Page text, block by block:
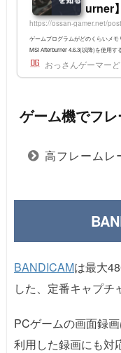
urner】
https://ossan-gamer.net/
ゲームプログラムがどのくらいメモ
MSI Afterburner 4.6.3(以降)を使用
くらいメモリやVRAMを使っている
おっさんゲーマー
ゲーム機でフ
高フレームレ
BANDICAMは最大
した、定番キャプチ
PCゲームの画面録
利用した録画にも対